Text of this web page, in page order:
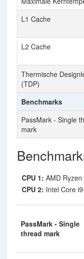
L1 Cache
L2 Cache
Thermische
(TDP)
Benchmarks
PassMark - Single
mark
CPU 1: AMD
CPU 2: Intel Core
PassMark - Single
thread mark